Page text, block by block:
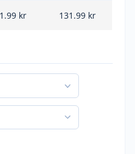
kr 131.99kr